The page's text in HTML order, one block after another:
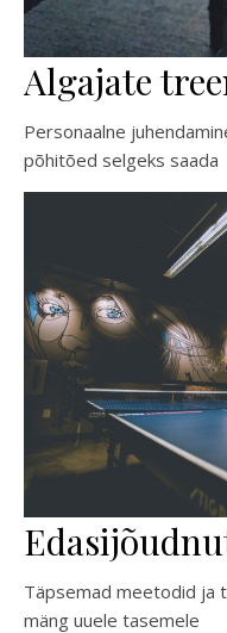
Algajate
Personaalne
põhitõed selgeks saada
Täpsemad meetodid ja
mäng uuele tasemele